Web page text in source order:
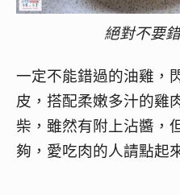
絕對不要
一定不能錯過的油雞，
皮，搭配柔嫩多汁的雞
柴，雖然有附上沾醬，
夠，愛吃肉的人請點起